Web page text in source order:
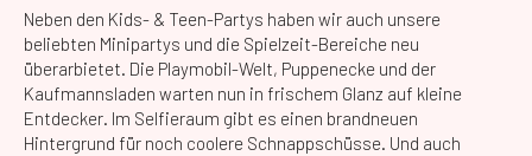
Neben den Kids- & Teen-Partys haben wir auch unsere
beliebten Minipartys und die Spielzeit-Bereiche neu
überarbietet. Die Playmobil-Welt, Puppenecke und der
Kaufmannsladen warten nun in frischem Glanz auf kleine
Entdecker. Im Selfieraum gibt es einen brandneuen
Hintergrund für noch coolere Schnappschüsse. Und auch